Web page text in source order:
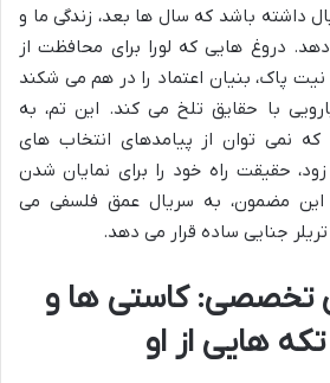
داشته باشد که سال ها بعد، زندگی ما و
دروغ هایی که لورا برای محافظت از
پاک، بنیان اعتماد را در هم می شکند
با حقایق تلخ می کند. این تم، به
که نمی توان از پیامدهای انتخاب های
حقیقت راه خود را برای نمایان شدن
این مضمون، به سریال عمق فلسفی می
جنایی ساده قرار می دهد.
تخصصی: کاستی ها و
هایی از او